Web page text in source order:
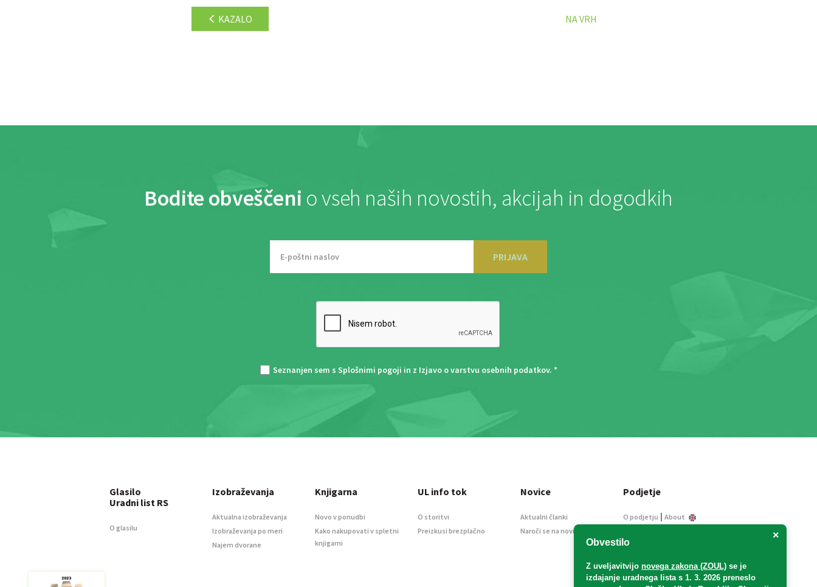
KAZALO NA VRH
Bodite obveščeni o vseh naših novostih, akcijah in dogodkih
PRIJAVA
Seznanjen sem s Splošnimi pogoji in z Izjavo o varstvu osebnih podatkov. *
×
Obvestilo
Z uveljavitvijo novega zakona (ZOUL) se je
izdajanje uradnega lista s 1. 3. 2026 preneslo
Glasilo
Uradni list RS
O glasilu
Izobraževanja
Aktualna izobraževanja
Izobraževanja po meri
Najem dvorane
Knjigarna
Novo v ponudbi
Kako nakupovati v spletni
knjigarni
UL info tok
O storitvi
Preizkusi brezplačno
Novice
Aktualni članki
Naroči se na novice
Podjetje
O podjetju | About
Informacije javnega
Oglaševanje
Splošni pogoji